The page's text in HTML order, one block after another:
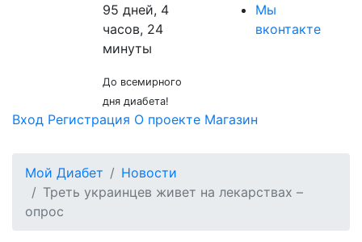
95 дней, 4
часов, 24
минуты
До всемирного
дня диабета!
Мы
вконтакте
Вход Регистрация О проекте Магазин
Мой Диабет
Новости
Треть украинцев живет на лекарствах –
опрос